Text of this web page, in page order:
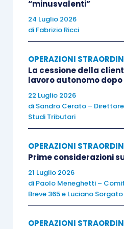
compilando lasez. Vi-
determinando il
(12% fino a 5.000.000
12.000.000 euro, 16% per
euro).
Diversamente, il
(che utilizzando quello
deve obbligatoriamente
redditi dell’anno
viene comunicato
citato quadro RQ 2024
imposta sostitutiva del
rata con il saldo delle
cui è avvenuto il
“minusvalenti”
24 Luglio 2026
di Fabrizio Ricci
OPERAZIONI
La cessione della
lavoro autonomo
22 Luglio 2026
di Sandro Cerato –
Studi Tributari
OPERAZIONI
Prime considerazioni
21 Luglio 2026
di Paolo Meneghetti –
Breve 365e Luciano Sorgato
OPERAZIONI